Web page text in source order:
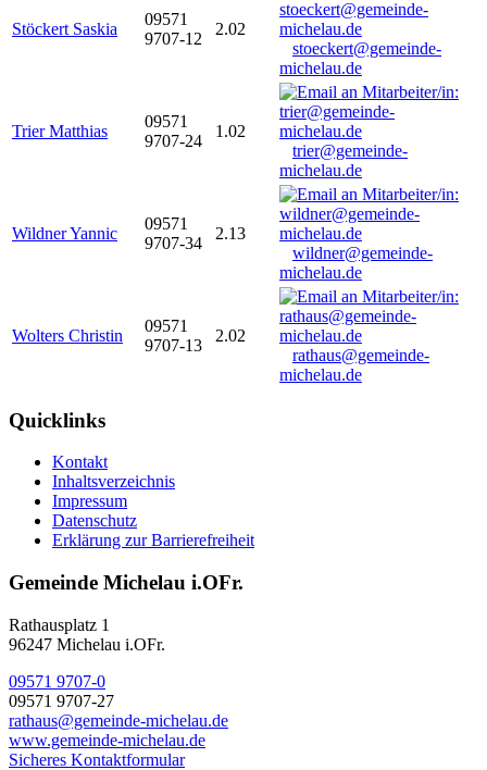
Stöckert Saskia
09571
9707-12
2.02
stoeckert@gemeinde-
michelau.de
Trier Matthias
09571
9707-24
1.02
trier@gemeinde-
michelau.de
Wildner Yannic
09571
9707-34
2.13
wildner@gemeinde-
michelau.de
Wolters Christin
09571
9707-13
2.02
rathaus@gemeinde-
michelau.de
Quicklinks
Kontakt
Inhaltsverzeichnis
Impressum
Datenschutz
Erklärung zur Barrierefreiheit
Gemeinde Michelau i.OFr.
Rathausplatz 1
96247 Michelau i.OFr.
09571 9707-0
09571 9707-27
rathaus@gemeinde-michelau.de
www.gemeinde-michelau.de
Sicheres Kontaktformular